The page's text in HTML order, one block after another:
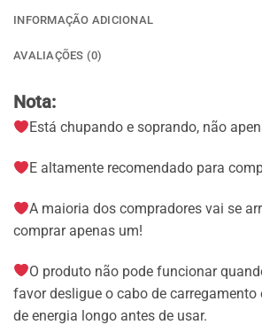
INFORMAÇÃO ADICIONAL
AVALIAÇÕES (0)
Nota:
Está chupando e soprando, não
E altamente recomendado para
A maioria dos compradores vai se
comprar apenas um!
O produto não pode funcionar
favor desligue o cabo de carregamento
de energia longo antes de usar.